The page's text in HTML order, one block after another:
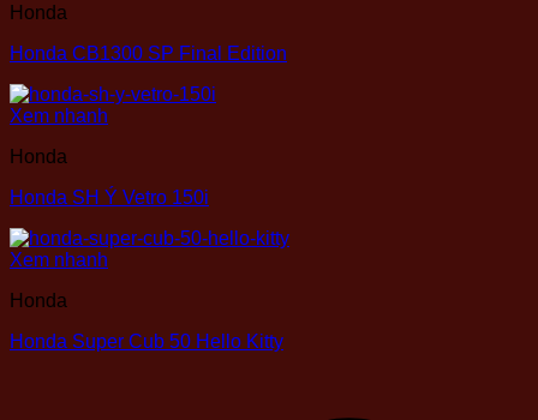
Honda
Honda CB1300 SP Final Edition
Xem nhanh
Honda
Honda SH Ý Vetro 150i
Xem nhanh
Honda
Honda Super Cub 50 Hello Kitty